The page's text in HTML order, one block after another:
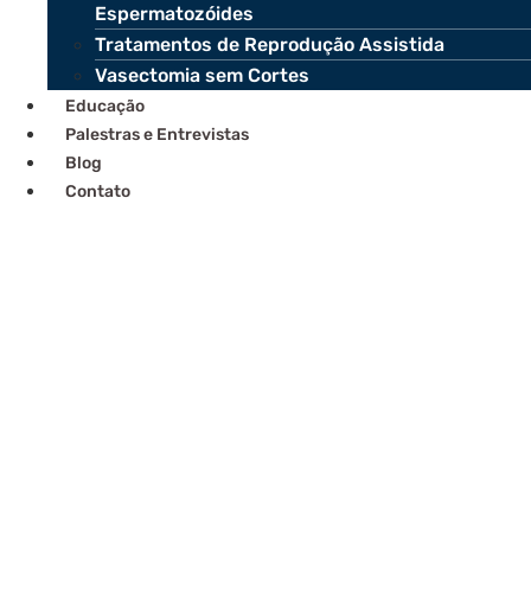
Espermatozóides
Tratamentos de Reprodução Assistida
Vasectomia sem Cortes
Educação
Palestras e Entrevistas
Blog
Contato